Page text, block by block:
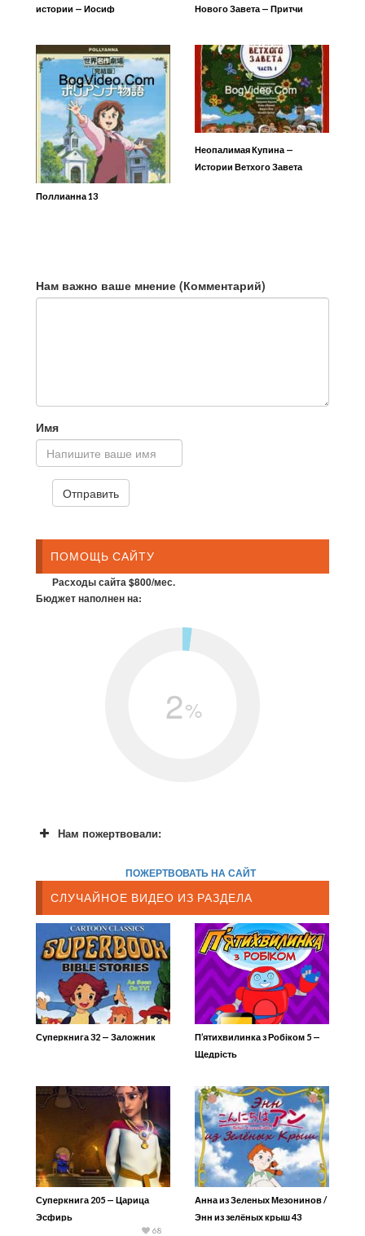
истории — Иосиф
Нового Завета — Притчи
Поллианна 13
Неопалимая Купина —
Истории Ветхого Завета
Нам важно ваше мнение (Комментарий)
Имя
ПОМОЩЬ САЙТУ
Расходы сайта $800/мес.
Бюджет наполнен на:
2%
Нам пожертвовали:
ПОЖЕРТВОВАТЬ НА САЙТ
СЛУЧАЙНОЕ ВИДЕО ИЗ РАЗДЕЛА
Суперкнига 32 — Заложник
П’ятихвилинка з Робіком 5 —
Щедрість
Суперкнига 205 — Царица
Эсфирь
68
Анна из Зеленых Мезонинов /
Энн из зелёных крыш 43